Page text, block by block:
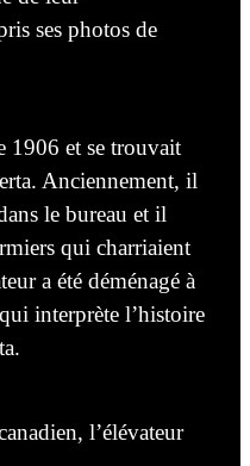
ses photos de
1906 et se trouvait
Anciennement, il
le bureau et il
qui charriaient
a été déménagé à
interprète l’histoire
l’élévateur